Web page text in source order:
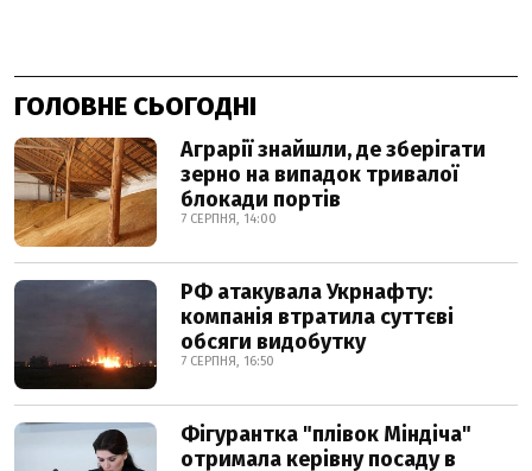
ГОЛОВНЕ СЬОГОДНІ
Аграрії знайшли, де зберігати
зерно на випадок тривалої
блокади портів
7 СЕРПНЯ, 14:00
РФ атакувала Укрнафту:
компанія втратила суттєві
обсяги видобутку
7 СЕРПНЯ, 16:50
Фігурантка "плівок Міндіча"
отримала керівну посаду в